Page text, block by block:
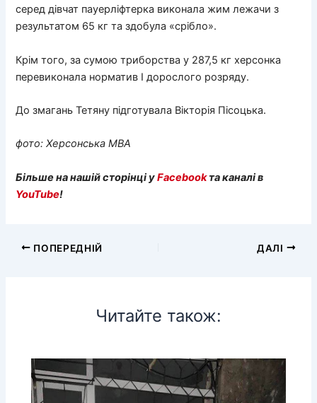
серед дівчат пауерліфтерка виконала жим лежачи з
результатом 65 кг та здобула «срібло».
Крім того, за сумою триборства у 287,5 кг херсонка
перевиконала норматив І дорослого розряду.
До змагань Тетяну підготувала Вікторія Пісоцька.
фото: Херсонська МВА
Більше на нашій сторінці уFacebookта каналі в
YouTube!
ПОПЕРЕДНІЙ ДАЛІ
Читайте також: